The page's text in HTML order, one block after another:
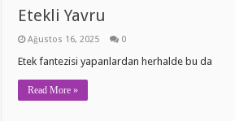
Etekli Yavru
Ağustos 16, 2025 0
Etek fantezisi yapanlardan herhalde bu da
Read More »